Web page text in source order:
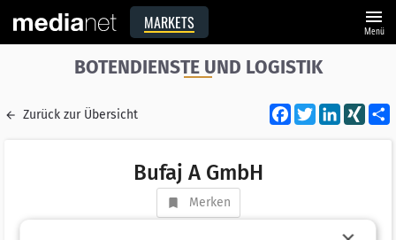
MARKETS menu
Menü
BOTENDIENSTE UND LOGISTIK
Zurück zur Übersicht Facebook
Twitter XING
Bufaj A GmbH
Merken